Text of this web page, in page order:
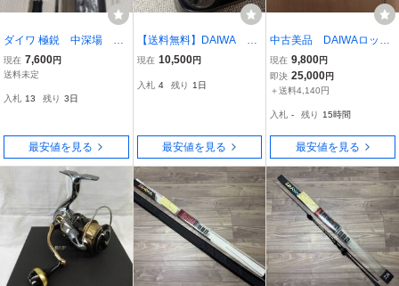
ダイワ 極鋭 中深場 H-
225 AGS 船竿 メタルト
ップ
現在 7,600円
送料未定
入札 13 残り 3日
最安値を見る
【送料無料】DAIWA 23
レグザ6000D-H
現在 10,500円
入札 4 残り 1日
最安値を見る
中古美品 DAIWAロッ
ド VADEL J60MHS、
60MHB 2本セット
現在 9,800円
即決 25,000円
＋送料4,140円
入札 - 残り 15時間
最安値を見る